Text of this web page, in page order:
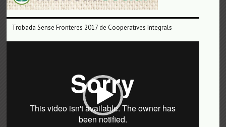
Trobada Sense Fronteres 2017 de Cooperatives Integrals